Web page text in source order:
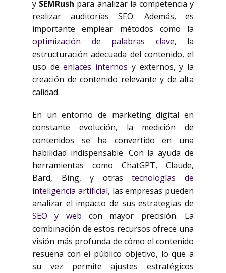
y SEMRush para analizar la competencia y
realizar auditorías SEO. Además, es
importante emplear métodos como la
optimización de palabras clave, la
estructuración adecuada del contenido, el
uso deenlaces internos y externos, y la
creación de contenido relevante y de alta
calidad.
En un entorno de marketing digital en
constante evolución, la medición de
contenidos se ha convertido en una
habilidad indispensable. Con la ayuda de
herramientas como ChatGPT, Claude,
Bard, Bing, y otrastecnologías de
inteligencia artificial, las empresas pueden
analizar el impacto de sus estrategias de
SEO y web con mayor precisión. La
combinación de estos recursos ofrece una
visión más profunda de cómo el contenido
resuena con el público objetivo, lo que a
su vez permite ajustes estratégicos